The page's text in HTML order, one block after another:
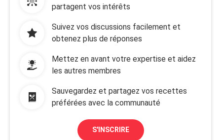
partagent vos intérêts
Suivez vos discussions facilement et
obtenez plus de réponses
Mettez en avant votre expertise et aidez
les autres membres
Sauvegardez et partagez vos recettes
préférées avec la communauté
S'INSCRIRE